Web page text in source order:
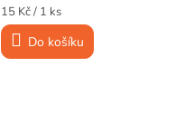
Měrná
cena:
15 Kč / 1 ks
Do košíku